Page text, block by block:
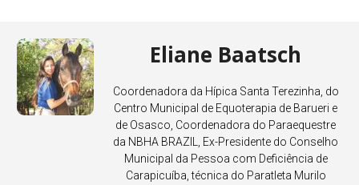
Eliane Baatsch
Coordenadora da Hípica Santa Terezinha, do
Centro Municipal de Equoterapia de Barueri e
de Osasco, Coordenadora do Paraequestre
da NBHA BRAZIL, Ex-Presidente do Conselho
Municipal da Pessoa com Deficiência de
Carapicuíba, técnica do Paratleta Murilo